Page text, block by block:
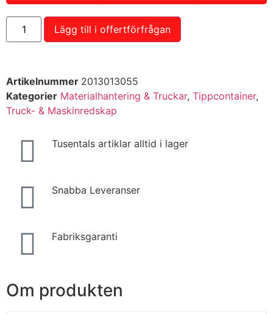
Lägg till i offertförfrågan
Artikelnummer 2013013055
Kategorier Materialhantering & Truckar, Tippcontainer,
Truck- & Maskinredskap
Tusentals artiklar alltid i lager
Snabba Leveranser
Fabriksgaranti
Om produkten